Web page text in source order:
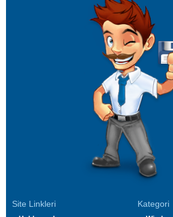
Site Linkleri Kategori